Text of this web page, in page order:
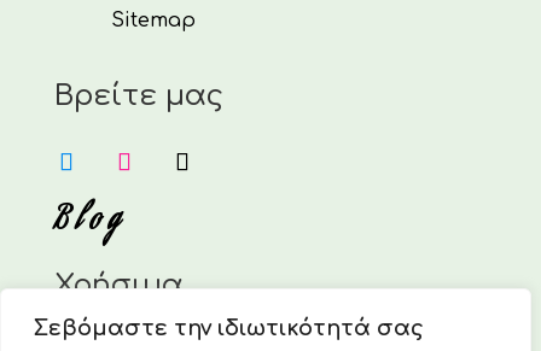
Σεβόμαστε την ιδιωτικότητά σας
Sitemap
Βρείτε μας
Blog
Χρήσιμα
Η Εταιρεία